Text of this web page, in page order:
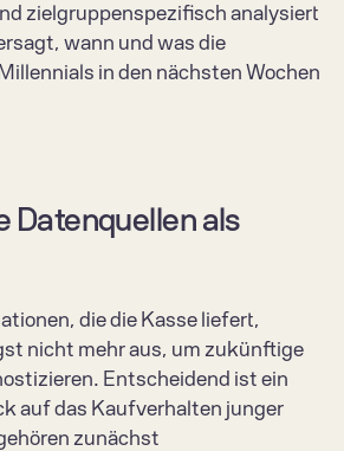
zielgruppenspezifisch analysiert
wann und was die
in den nächsten Wochen
Datenquellen als
die die Kasse liefert,
nicht mehr aus, um zukünftige
Entscheidend ist ein
auf das Kaufverhalten junger
zunächst